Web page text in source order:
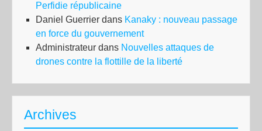
Perfidie républicaine
Daniel Guerrier dans Kanaky : nouveau passage
en force du gouvernement
Administrateur dans Nouvelles attaques de
drones contre la flottille de la liberté
Archives